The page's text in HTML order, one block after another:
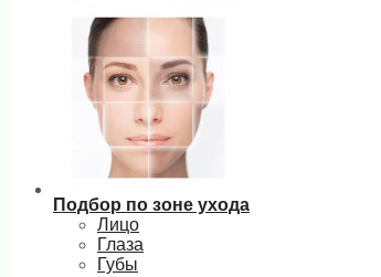
Подбор по зоне ухода
Лицо
Глаза
Губы